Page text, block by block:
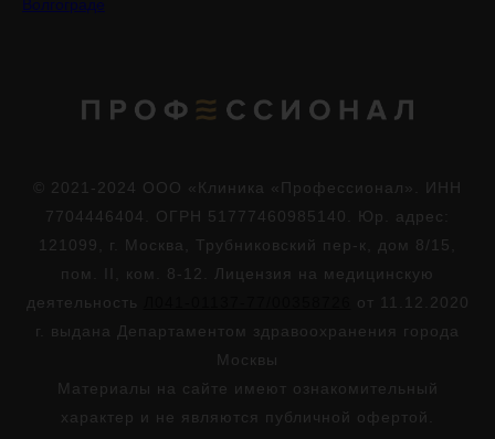
Волгограде
© 2021-2024 ООО «Клиника «Профессионал». ИНН
7704446404. ОГРН 51777460985140. Юр. адрес:
121099, г. Москва, Трубниковский пер-к, дом 8/15,
пом. II, ком. 8-12. Лицензия на медицинскую
деятельность
от 11.12.2020
г. выдана Департаментом здравоохранения города
Москвы
Материалы на сайте имеют ознакомительный
характер и не являются публичной офертой.